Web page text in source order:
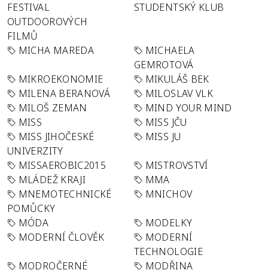
FESTIVAL
OUTDOOROVÝCH
FILMŮ
STUDENTSKÝ KLUB
MICHA MAREDA
MICHAELA
GEMROTOVÁ
MIKROEKONOMIE
MIKULÁŠ BEK
MILENA BERANOVÁ
MILOSLAV VLK
MILOŠ ZEMAN
MIND YOUR MIND
MISS
MISS JČU
MISS JIHOČESKÉ
UNIVERZITY
MISS JU
MISSAEROBIC2015
MISTROVSTVÍ
MLÁDEŽ KRAJI
MMA
MNEMOTECHNICKÉ
POMŮCKY
MNICHOV
MÓDA
MODELKY
MODERNÍ ČLOVĚK
MODERNÍ
TECHNOLOGIE
MODROČERNÉ
MODŘINA